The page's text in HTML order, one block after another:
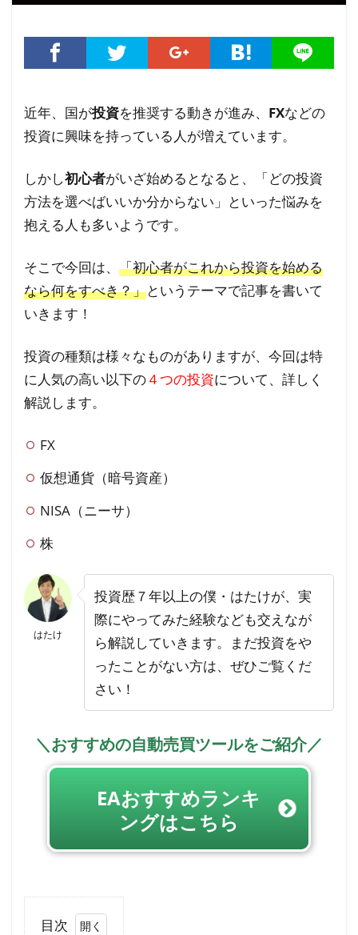
近年、国が投資を推奨する動きが進み、 FXなどの
投資に興味を持っている人が増えています。
しかし初心者がいざ始めるとなると、「どの投資
方法を選べばいいか分からない」といった悩みを
抱える人も多いようです。
そこで今回は、 「初心者がこれから投資を始める
なら何をすべき？」というテーマで記事を書いて
いきます！
投資の種類は様々なものがありますが、今回は特
に人気の高い以下の４つの投資について、詳しく
解説します。
FX
仮想通貨（暗号資産）
NISA（ニーサ）
株
はたけ
投資歴７年以上の僕・はたけが、実
際にやってみた経験なども交えなが
ら解説していきます。まだ投資をや
ったことがない方は、ぜひご覧くだ
さい！
＼おすすめの自動売買ツールをご紹介／
EAおすすめランキ
ングはこちら
目次